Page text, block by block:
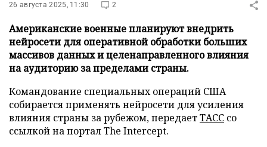
26 августа 2025, 11:30 2
Американские военные планируют внедрить
нейросети для оперативной обработки больших
массивов данных и целенаправленного влияния
на аудиторию за пределами страны.
Командование специальных операций США
собирается применять нейросети для усиления
влияния страны за рубежом, передаетТАСС со
ссылкой на портал The Intercept.